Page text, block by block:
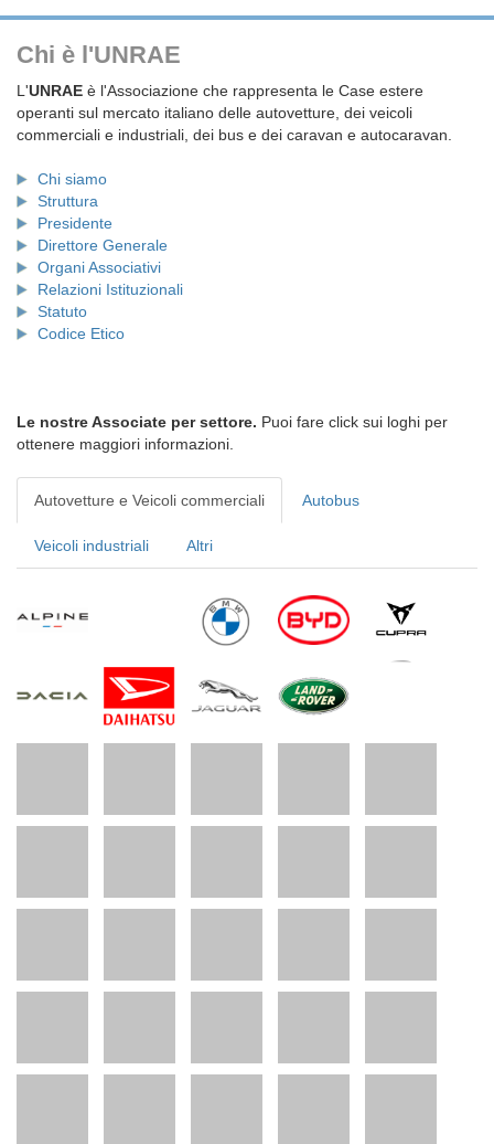
Chi è l'UNRAE
L'UNRAE è l'Associazione che rappresenta le Case estere
operanti sul mercato italiano delle autovetture, dei veicoli
commerciali e industriali, dei bus e dei caravan e autocaravan.
Chi siamo
Struttura
Presidente
Direttore Generale
Organi Associativi
Relazioni Istituzionali
Statuto
Codice Etico
Le nostre Associate per settore. Puoi fare click sui loghi per
ottenere maggiori informazioni.
Autovetture e Veicoli commerciali Autobus
Veicoli industriali Altri